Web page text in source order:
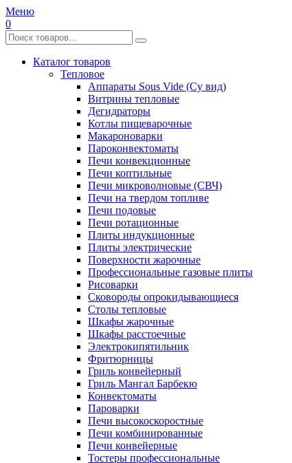
Меню
0
Каталог товаров
Тепловое
Аппараты Sous Vide (Су вид)
Витрины тепловые
Дегидраторы
Котлы пищеварочные
Макароноварки
Пароконвектоматы
Печи конвекционные
Печи коптильные
Печи микроволновые (СВЧ)
Печи на твердом топливе
Печи подовые
Печи ротационные
Плиты индукционные
Плиты электрические
Поверхности жарочные
Профессиональные газовые плиты
Рисоварки
Сковороды опрокидывающиеся
Столы тепловые
Шкафы жарочные
Шкафы расстоечные
Электрокипятильник
Фритюрницы
Гриль конвейерный
Гриль Мангал Барбекю
Конвектоматы
Пароварки
Печи высокоскоростные
Печи комбинированные
Печи конвейерные
Тостеры профессиональные